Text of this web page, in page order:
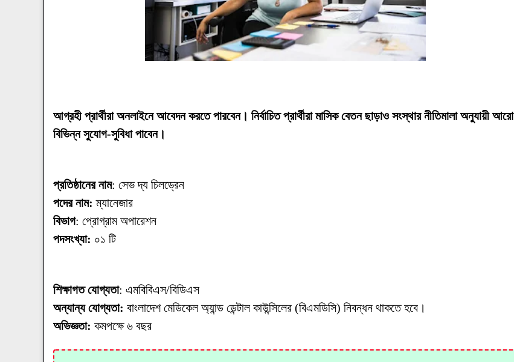
আগ্রহী প্রার্থীরা অনলাইনে আবেদন করতে পারবেন। নির্বাচিত প্রার্থীরা মাসিক বেতন ছাড়াও সংস্থার নীতিমালা অনুযায়ী আরো
বিভিন্ন সুযোগ-সুবিধা পাবেন।
প্রতিষ্ঠানের নাম: সেভ দ্য চিলড্রেন
পদের নাম:ম্যানেজার
বিভাগ: প্রোগ্রাম অপারেশন
পদসংখ্যা: ০১ টি
শিক্ষাগত যোগ্যতা: এমবিবিএস/বিডিএস
অন্যান্য যোগ্যতা: বাংলাদেশ মেডিকেল অ্যান্ড ডেন্টাল কাউন্সিলের (বিএমডিসি) নিবন্ধন থাকতে হবে।
অভিজ্ঞতা: কমপক্ষে ৬ বছর